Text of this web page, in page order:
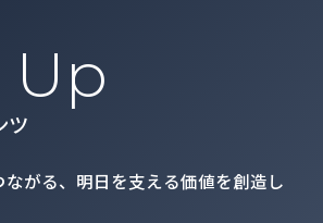
Up
ツ
ながる、明日を支える価値を創造し